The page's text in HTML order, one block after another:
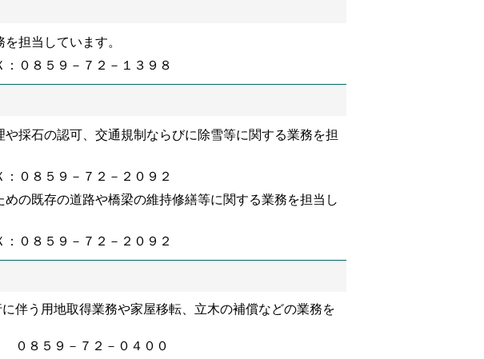
担当しています。
０８５９－７２－１３９８
採石の認可、交通規制ならびに除雪等に関する業務を担
０８５９－７２－２０９２
の既存の道路や橋梁の維持修繕等に関する業務を担当し
０８５９－７２－２０９２
伴う用地取得業務や家屋移転、立木の補償などの業務を
８５９－７２－０４００